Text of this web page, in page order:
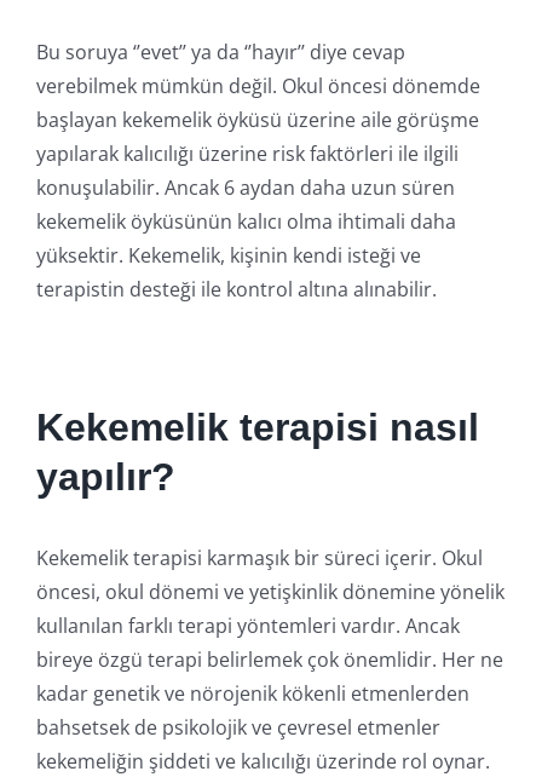
Bu soruya ‘’evet’’ ya da ‘’hayır’’ diye cevap
verebilmek mümkün değil. Okul öncesi dönemde
başlayan kekemelik öyküsü üzerine aile görüşme
yapılarak kalıcılığı üzerine risk faktörleri ile ilgili
konuşulabilir. Ancak 6 aydan daha uzun süren
kekemelik öyküsünün kalıcı olma ihtimali daha
yüksektir. Kekemelik, kişinin kendi isteği ve
terapistin desteği ile kontrol altına alınabilir.
Kekemelik terapisi nasıl
yapılır?
Kekemelik terapisi karmaşık bir süreci içerir. Okul
öncesi, okul dönemi ve yetişkinlik dönemine yönelik
kullanılan farklı terapi yöntemleri vardır. Ancak
bireye özgü terapi belirlemek çok önemlidir. Her ne
kadar genetik ve nörojenik kökenli etmenlerden
bahsetsek de psikolojik ve çevresel etmenler
kekemeliğin şiddeti ve kalıcılığı üzerinde rol oynar.